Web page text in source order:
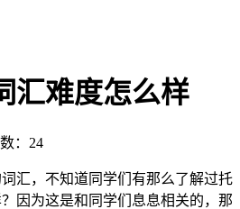
汇难度怎么样
：24
，不知道同学们有那么了解过托
因为这是和同学们息息相关的，那